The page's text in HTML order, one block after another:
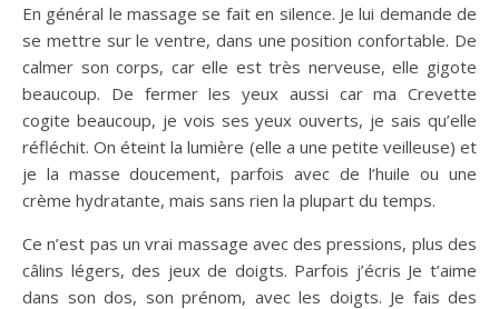
En général le massage se fait en silence. Je lui demande de
se mettre sur le ventre, dans une position confortable. De
calmer son corps, car elle est très nerveuse, elle gigote
beaucoup. De fermer les yeux aussi car ma Crevette
cogite beaucoup, je vois ses yeux ouverts, je sais qu’elle
réfléchit. On éteint la lumière (elle a une petite veilleuse) et
je la masse doucement, parfois avec de l’huile ou une
crème hydratante, mais sans rien la plupart du temps.
Ce n’est pas un vrai massage avec des pressions, plus des
câlins légers, des jeux de doigts. Parfois j’écris Je t’aime
dans son dos, son prénom, avec les doigts. Je fais des